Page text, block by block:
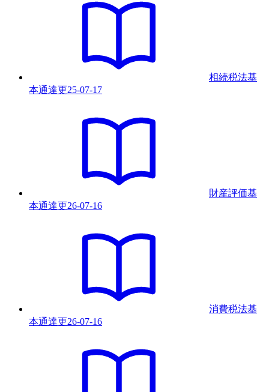
相続税法基
本通達更25-07-17
財産評価基
本通達更26-07-16
消費税法基
本通達更26-07-16